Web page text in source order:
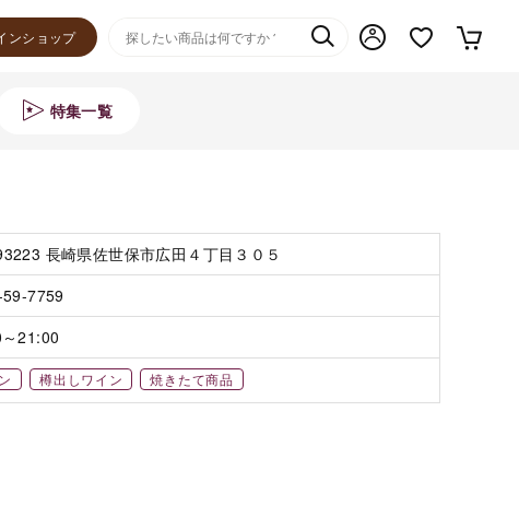
ンショップ
特集一覧
長崎県佐世保市広田４丁目３０５
7759
21:00
樽出しワイン 焼きたて商品